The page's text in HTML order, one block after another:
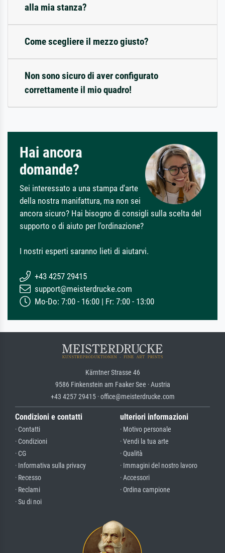
alla mia stanza?
Come scegliere il mezzo giusto?
Non sono sicuro di aver configurato
correttamente il mio quadro!
Hai ancora
domande?
Sei interessato a una stampa d'arte
della nostra manifattura, ma non sei
ancora sicuro? Hai bisogno di consigli sulla scelta del
supporto o di aiuto per l'ordinazione?
I nostri esperti saranno lieti di aiutarvi.
+43 4257 29415
support@meisterdrucke.com
Mo-Do: 7:00 - 16:00 | Fr: 7:00 - 13:00
Kärntner Strasse 46
9586 Finkenstein am Faaker See · Austria
+43 4257 29415 · office@meisterdrucke.com
Condizioni e contatti
· Contatti
· Condizioni
· CG
· Informativa sulla privacy
· Recesso
· Reclami
· Su di noi
ulteriori informazioni
· Motivo personale
· Vendi la tua arte
· Qualità
· Immagini del nostro lavoro
· Accessori
· Ordina campione